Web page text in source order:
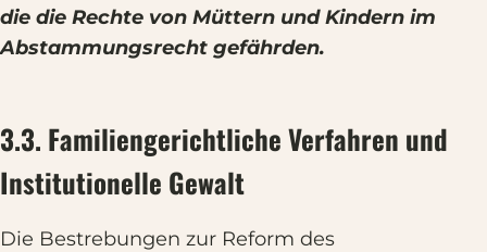
die die Rechte von Müttern und Kindern im
Abstammungsrecht gefährden.
3.3. Familiengerichtliche Verfahren und
Institutionelle Gewalt
Die Bestrebungen zur Reform des